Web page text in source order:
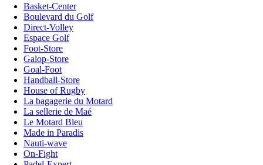
Basket-Center
Boulevard du Golf
Direct-Volley
Espace Golf
Foot-Store
Galop-Store
Goal-Foot
Handball-Store
House of Rugby
La bagagerie du Motard
La sellerie de Maé
Le Motard Bleu
Made in Paradis
Nauti-wave
On-Fight